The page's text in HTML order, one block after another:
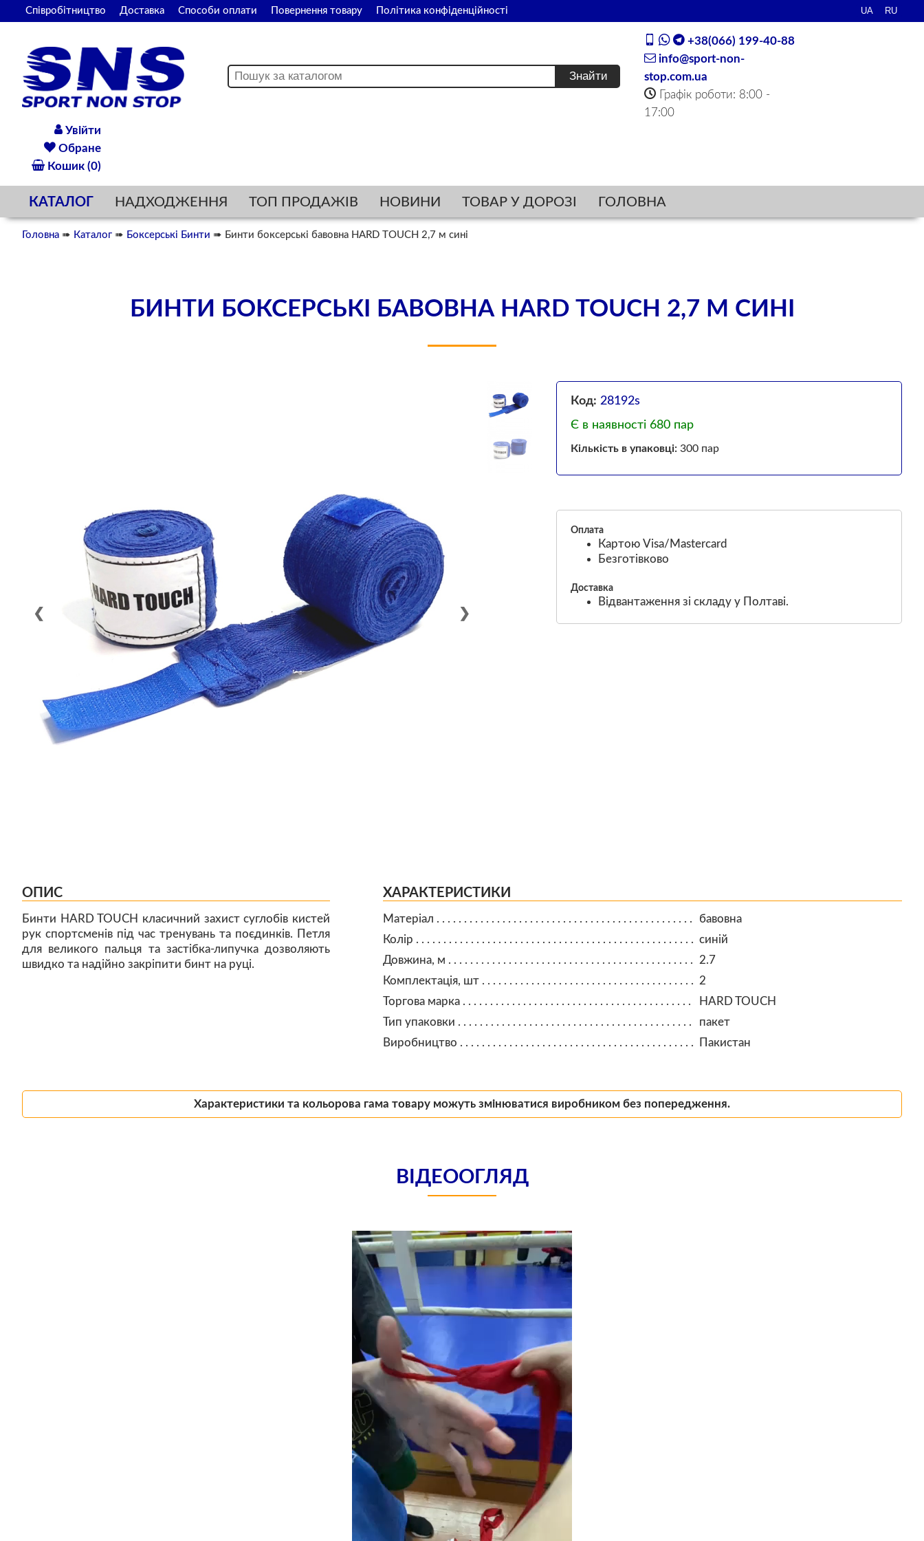
Співробітництво Доставка Способи оплати Повернення товару Політика конфіденційності
+38(066) 199-40-88
info@sport-non-
stop.com.ua
Графік роботи: 8:00 -
17:00
Увійти
Обране
Кошик (0)
КАТАЛОГ НАДХОДЖЕННЯ ТОП ПРОДАЖІВ НОВИНИ ТОВАР У ДОРОЗІ ГОЛОВНА
Головна ➠ Каталог ➠ Боксерські Бинти ➠ Бинти боксерські бавовна HARD TOUCH 2,7 м сині
БИНТИ БОКСЕРСЬКІ БАВОВНА HARD TOUCH 2,7 М СИНІ
❮ ❯
Код: 28192s
Є в наявності 680 пар
Кількість в упаковці: 300 пар
Оплата
Картою Visa/Mastercard
Безготівково
Доставка
Відвантаження зі складу у Полтаві.
ОПИС
Бинти HARD TOUCH класичний захист суглобів кистей
рук спортсменів під час тренувань та поєдинків. Петля
для великого пальця та застібка-липучка дозволяють
швидко та надійно закріпити бинт на руці.
ХАРАКТЕРИСТИКИ
Матеріал
бавовна
Колір
синій
Довжина, м
2.7
Комплектація, шт
2
Торгова марка
HARD TOUCH
Тип упаковки
пакет
Виробництво
Пакистан
Характеристики та кольорова гама товару можуть змінюватися виробником без попередження.
ВІДЕООГЛЯД